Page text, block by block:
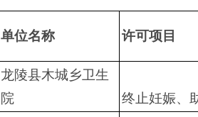
单位名称 许可项目
龙陵县木城乡卫生
院
终止妊娠、